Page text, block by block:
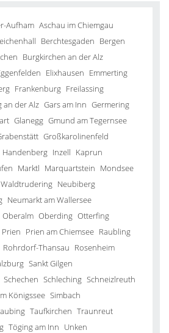
Aufham Aschau im Chiemgau
Berchtesgaden Bergen
Burgkirchen an der Alz
Elixhausen Emmerting
Frankenburg Freilassing
an der Alz Gars am Inn Germering
Glanegg Gmund am Tegernsee
Großkarolinenfeld
Handenberg Inzell Kaprun
Marktl Marquartstein Mondsee
Neubiberg
Neumarkt am Wallersee
Oberalm Oberding Otterfing
Prien Prien am Chiemsee Raubling
Rohrdorf-Thansau Rosenheim
Sankt Gilgen
Schechen Schleching Schneizlreuth
Königssee Simbach
Taufkirchen Traunreut
Töging am Inn Unken